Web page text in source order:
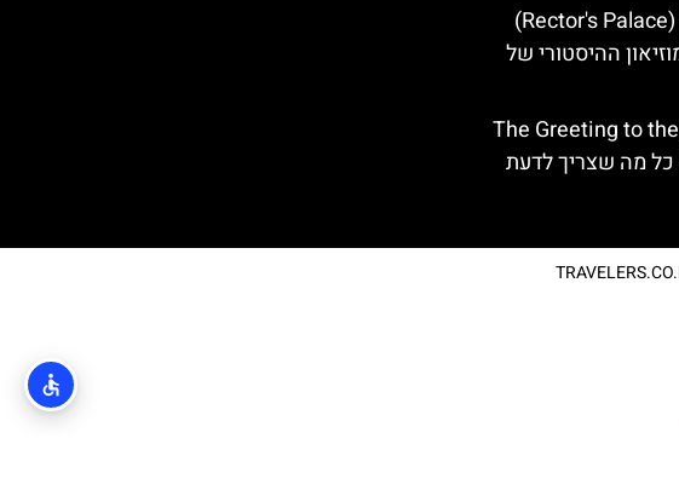
ארמון הרקטור (Rector's Palace)
ההיסטורי של
ברכת השמש (The Greeting to the